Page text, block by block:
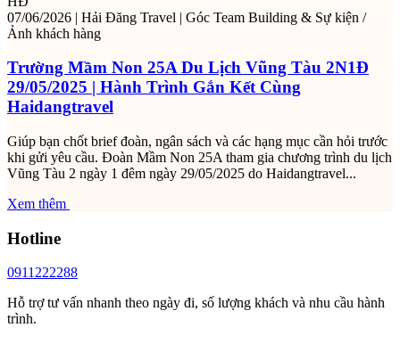
07/06/2026 | Hải Đăng Travel | Góc Team Building & Sự kiện /
Ảnh khách hàng
Trường Mầm Non 25A Du Lịch Vũng Tàu 2N1Đ
29/05/2025 | Hành Trình Gắn Kết Cùng
Haidangtravel
Giúp bạn chốt brief đoàn, ngân sách và các hạng mục cần hỏi trước
khi gửi yêu cầu. Đoàn Mầm Non 25A tham gia chương trình du lịch
Vũng Tàu 2 ngày 1 đêm ngày 29/05/2025 do Haidangtravel...
Xem thêm
Hotline
0911222288
Hỗ trợ tư vấn nhanh theo ngày đi, số lượng khách và nhu cầu hành
trình.